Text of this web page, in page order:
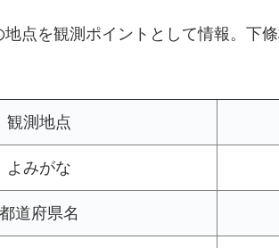
点を観測ポイントとして情報。下
観測地点
よみがな
都道府県名